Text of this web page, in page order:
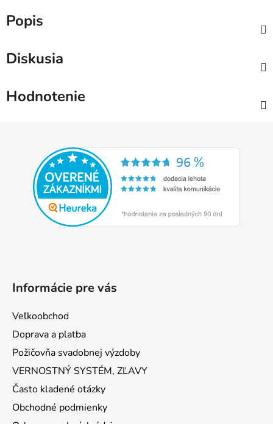
Popis
Diskusia
Hodnotenie
Informácie pre vás
Veľkoobchod
Doprava a platba
Požičovňa svadobnej výzdoby
VERNOSTNÝ SYSTÉM, ZĽAVY
Často kladené otázky
Obchodné podmienky